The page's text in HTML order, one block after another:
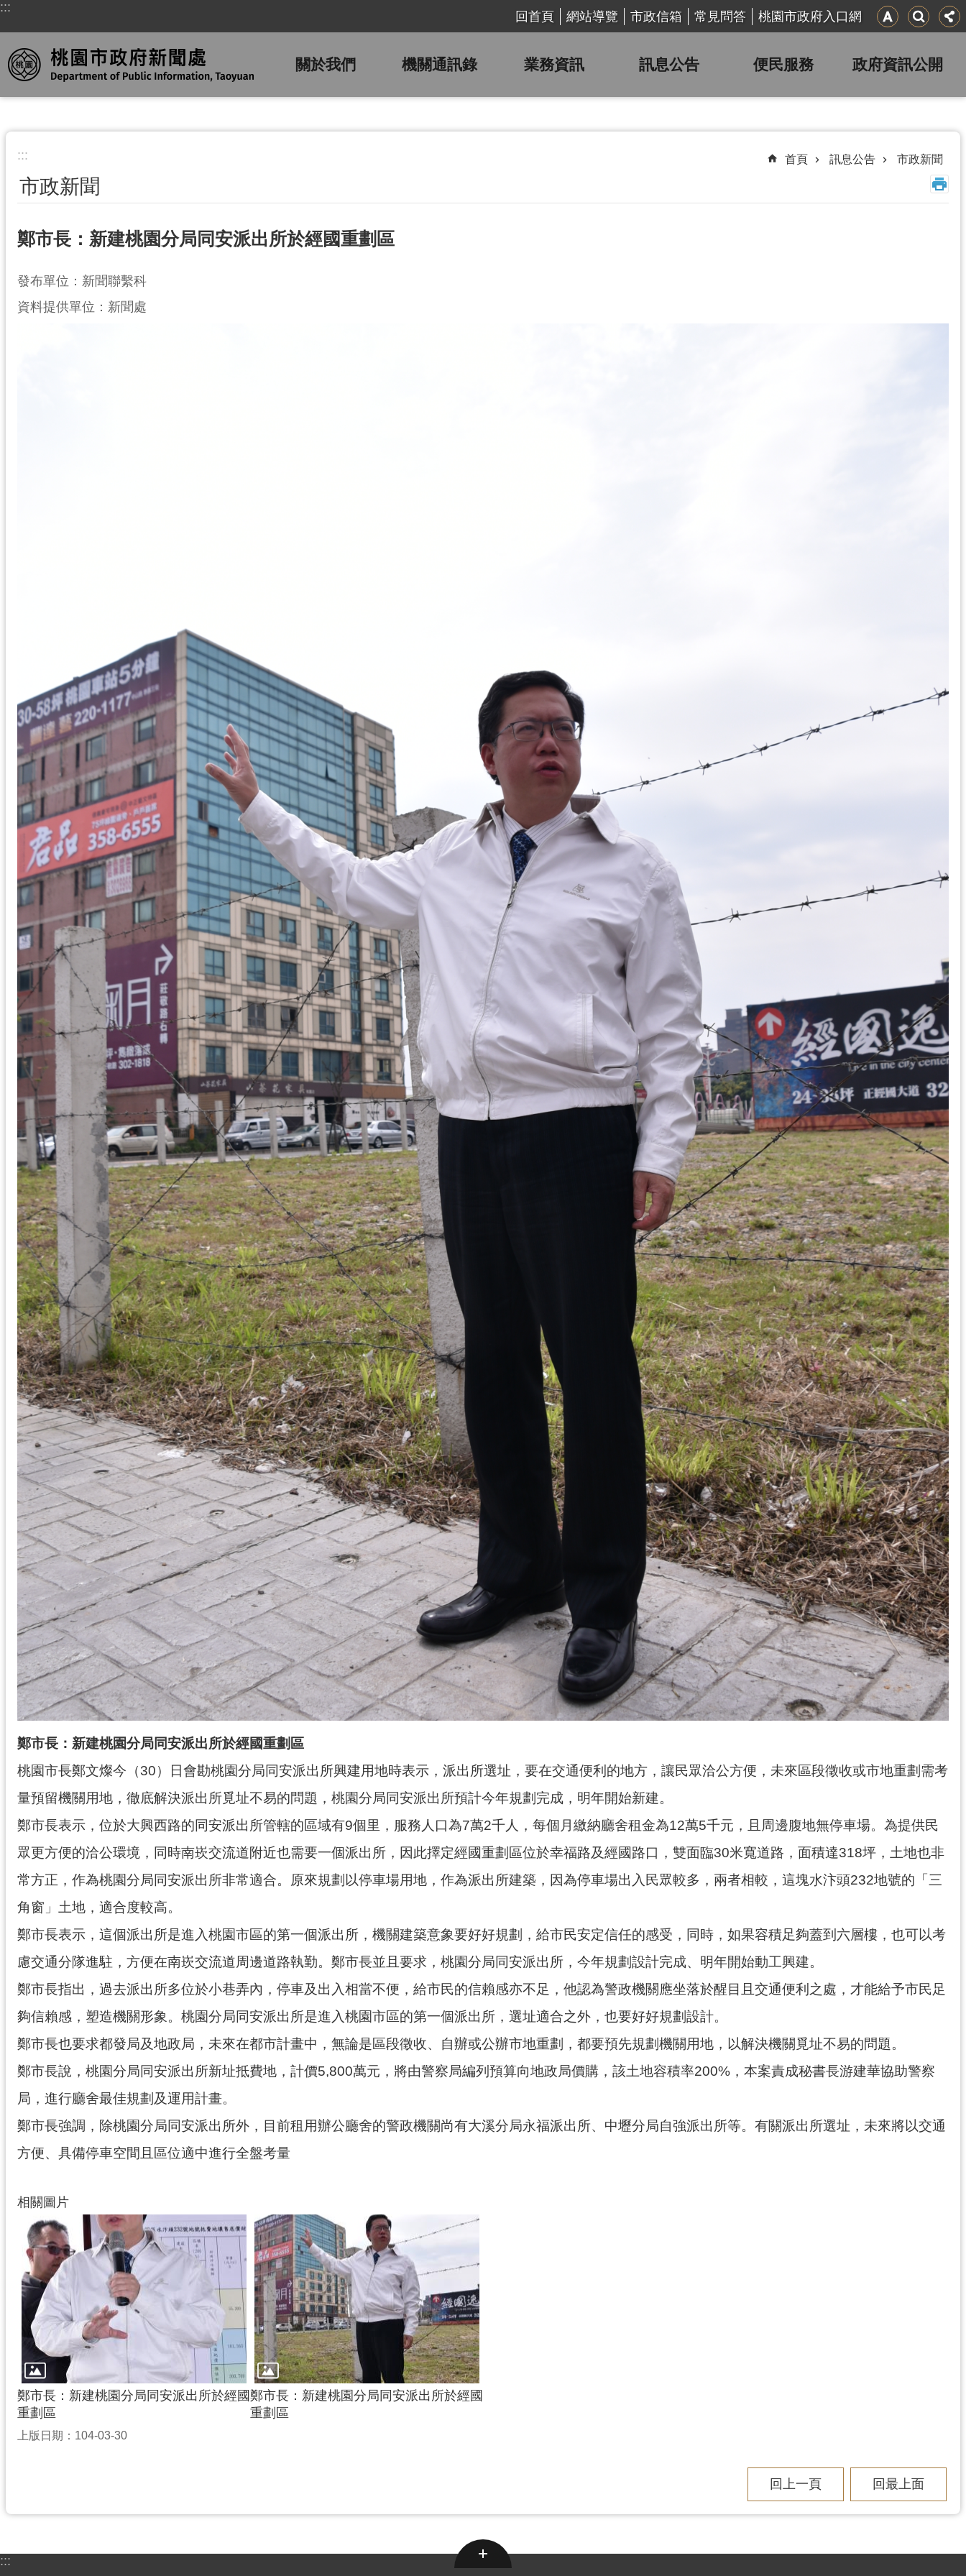
跳到主要內容區塊
:::
回首頁 網站導覽 市政信箱 常見問答 桃園市政府入口網
關於我們 機關通訊錄 業務資訊 訊息公告 便民服務 政府資訊公開
::: 首頁 訊息公告 市政新聞
市政新聞
鄭市長：新建桃園分局同安派出所於經國重劃區
發布單位：新聞聯繫科
資料提供單位：新聞處
鄭市長：新建桃園分局同安派出所於經國重劃區
桃園市長鄭文燦今（30）日會勘桃園分局同安派出所興建用地時表示，派出所選址，要在交通便利的地方，讓民眾洽公方便，未來區段徵收或市地重劃需考
量預留機關用地，徹底解決派出所覓址不易的問題，桃園分局同安派出所預計今年規劃完成，明年開始新建。
鄭市長表示，位於大興西路的同安派出所管轄的區域有9個里，服務人口為7萬2千人，每個月繳納廳舍租金為12萬5千元，且周邊腹地無停車場。為提供民
眾更方便的洽公環境，同時南崁交流道附近也需要一個派出所，因此擇定經國重劃區位於幸福路及經國路口，雙面臨30米寬道路，面積達318坪，土地也非
常方正，作為桃園分局同安派出所非常適合。原來規劃以停車場用地，作為派出所建築，因為停車場出入民眾較多，兩者相較，這塊水汴頭232地號的「三
角窗」土地，適合度較高。
鄭市長表示，這個派出所是進入桃園市區的第一個派出所，機關建築意象要好好規劃，給市民安定信任的感受，同時，如果容積足夠蓋到六層樓，也可以考
慮交通分隊進駐，方便在南崁交流道周邊道路執勤。鄭市長並且要求，桃園分局同安派出所，今年規劃設計完成、明年開始動工興建。
鄭市長指出，過去派出所多位於小巷弄內，停車及出入相當不便，給市民的信賴感亦不足，他認為警政機關應坐落於醒目且交通便利之處，才能給予市民足
夠信賴感，塑造機關形象。桃園分局同安派出所是進入桃園市區的第一個派出所，選址適合之外，也要好好規劃設計。
鄭市長也要求都發局及地政局，未來在都市計畫中，無論是區段徵收、自辦或公辦市地重劃，都要預先規劃機關用地，以解決機關覓址不易的問題。
鄭市長說，桃園分局同安派出所新址抵費地，計價5,800萬元，將由警察局編列預算向地政局價購，該土地容積率200%，本案責成秘書長游建華協助警察
局，進行廳舍最佳規劃及運用計畫。
鄭市長強調，除桃園分局同安派出所外，目前租用辦公廳舍的警政機關尚有大溪分局永福派出所、中壢分局自強派出所等。有關派出所選址，未來將以交通
方便、具備停車空間且區位適中進行全盤考量
相關圖片
鄭市長：新建桃園分局同安派出所於經國
重劃區
鄭市長：新建桃園分局同安派出所於經國
重劃區
上版日期：104-03-30
回上一頁 回最上面
:::